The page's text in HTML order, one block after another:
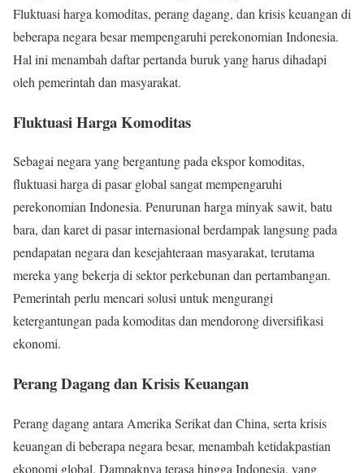
Fluktuasi harga komoditas, perang dagang, dan krisis keuangan di
beberapa negara besar mempengaruhi perekonomian Indonesia.
Hal ini menambah daftar pertanda buruk yang harus dihadapi
oleh pemerintah dan masyarakat.
Fluktuasi Harga Komoditas
Sebagai negara yang bergantung pada ekspor komoditas,
fluktuasi harga di pasar global sangat mempengaruhi
perekonomian Indonesia. Penurunan harga minyak sawit, batu
bara, dan karet di pasar internasional berdampak langsung pada
pendapatan negara dan kesejahteraan masyarakat, terutama
mereka yang bekerja di sektor perkebunan dan pertambangan.
Pemerintah perlu mencari solusi untuk mengurangi
ketergantungan pada komoditas dan mendorong diversifikasi
ekonomi.
Perang Dagang dan Krisis Keuangan
Perang dagang antara Amerika Serikat dan China, serta krisis
keuangan di beberapa negara besar, menambah ketidakpastian
ekonomi global. Dampaknya terasa hingga Indonesia, yang